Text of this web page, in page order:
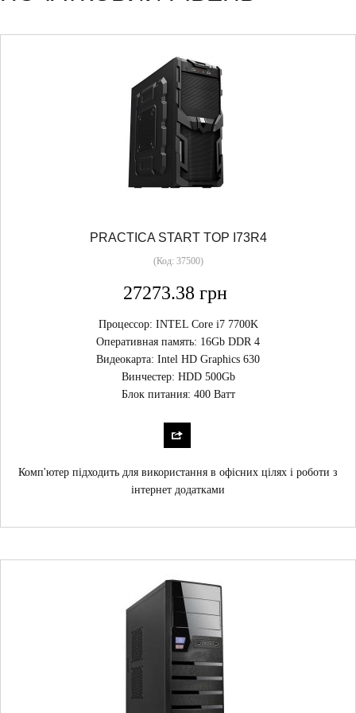
PRACTICA START TOP I73R4
(Код: 37500)
27273.38 грн
Процессор: INTEL Core i7 7700K
Оперативная память: 16Gb DDR 4
Видеокарта: Intel HD Graphics 630
Винчестер: HDD 500Gb
Блок питания: 400 Ватт
Комп'ютер підходить для використання в офісних цілях і роботи з
інтернет додатками